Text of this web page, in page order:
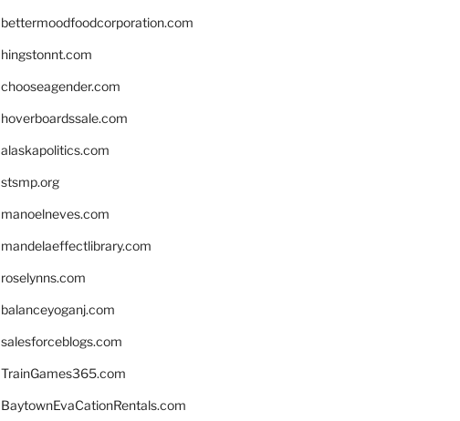
bettermoodfoodcorporation.com
hingstonnt.com
chooseagender.com
hoverboardssale.com
alaskapolitics.com
stsmp.org
manoelneves.com
mandelaeffectlibrary.com
roselynns.com
balanceyoganj.com
salesforceblogs.com
TrainGames365.com
BaytownEvaCationRentals.com